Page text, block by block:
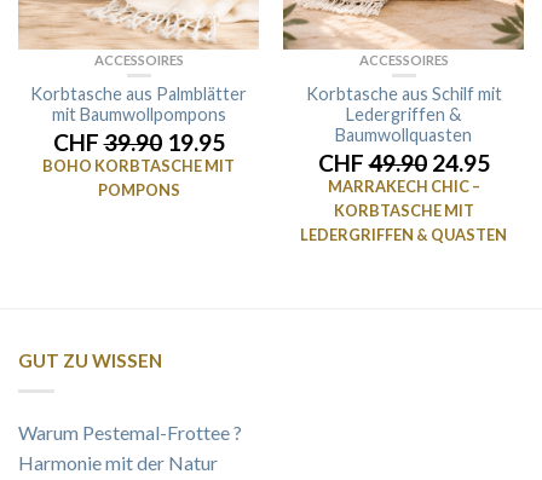
ACCESSOIRES
Korbtasche aus Palmblätter
mit Baumwollpompons
CHF39.9019.95
BOHO KORBTASCHE MIT
POMPONS
ACCESSOIRES
Korbtasche aus Schilf mit
Ledergriffen &
Baumwollquasten
CHF49.9024.95
MARRAKECH CHIC –
KORBTASCHE MIT
LEDERGRIFFEN & QUASTEN
GUT ZU WISSEN
Warum Pestemal-Frottee ?
Harmonie mit der Natur